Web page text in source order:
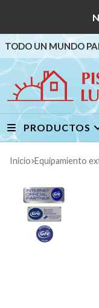
TODO UN MUNDO
PRODUCTOS
Inicio equipamiento